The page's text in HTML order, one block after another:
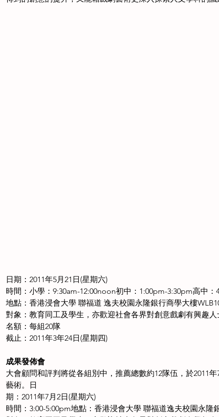
日期：2011年5月21日(星期六)
時間：小學：9:30am-12:00noon初中：1:00pm-3:30pm高中：
地點：香港浸會大學 聯福道 逸夫校園永隆銀行商學大樓
對象：教育同工及學生，亦歡迎社會各界對創意戲劇有興趣人
名額：每組20隊
截止：2011年3年24日(星期四)
成果發佈會
大會顧問和評判將從各組別中，推薦總數約12隊伍，於2011
藝術。日
期：2011年7月2日(星期六)
時間：3:00-5:00pm地點：香港浸會大學 聯福道逸夫校園永隆